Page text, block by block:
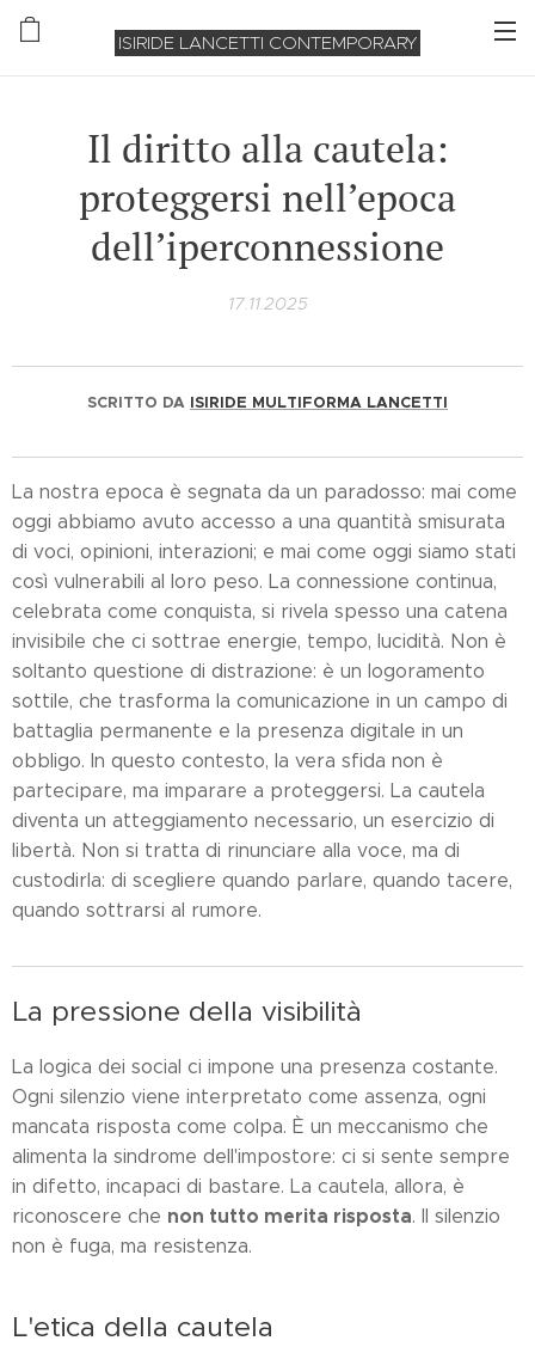
ISIRIDE LANCETTI CONTEMPORARY
Il diritto alla cautela:
proteggersi nell’epoca
dell’iperconnessione
17.11.2025
SCRITTO DA ISIRIDE MULTIFORMA LANCETTI
La nostra epoca è segnata da un paradosso: mai come
oggi abbiamo avuto accesso a una quantità smisurata
di voci, opinioni, interazioni; e mai come oggi siamo stati
così vulnerabili al loro peso. La connessione continua,
celebrata come conquista, si rivela spesso una catena
invisibile che ci sottrae energie, tempo, lucidità. Non è
soltanto questione di distrazione: è un logoramento
sottile, che trasforma la comunicazione in un campo di
battaglia permanente e la presenza digitale in un
obbligo. In questo contesto, la vera sfida non è
partecipare, ma imparare a proteggersi. La cautela
diventa un atteggiamento necessario, un esercizio di
libertà. Non si tratta di rinunciare alla voce, ma di
custodirla: di scegliere quando parlare, quando tacere,
quando sottrarsi al rumore.
La pressione della visibilità
La logica dei social ci impone una presenza costante.
Ogni silenzio viene interpretato come assenza, ogni
mancata risposta come colpa. È un meccanismo che
alimenta la sindrome dell'impostore: ci si sente sempre
in difetto, incapaci di bastare. La cautela, allora, è
riconoscere che non tutto merita risposta. Il silenzio
non è fuga, ma resistenza.
L'etica della cautela